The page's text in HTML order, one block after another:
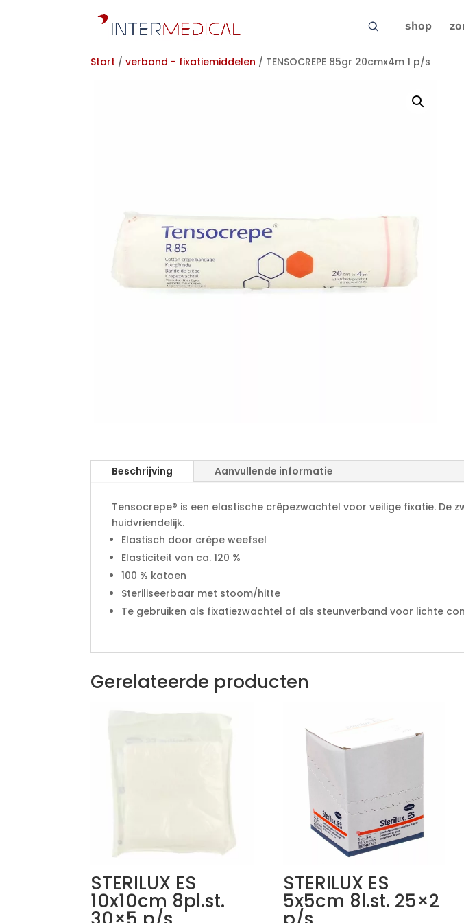
shop
Start / verband - fixatiemiddelen / TENSOCREPE 85gr 20cmx4m 1 p/s
Beschrijving Aanvullende informatie
Tensocrepe® is een elastische crêpezwachtel voor veilige fixatie.
huidvriendelijk.
Elastisch door crêpe weefsel
Elasticiteit van ca. 120 %
100 % katoen
Steriliseerbaar met stoom/hitte
Te gebruiken als fixatiezwachtel of als steunverband voor lichte
Gerelateerde producten
STERILUX ES
10x10cm 8pl.st.
STERILUX ES
5x5cm 8l.st. 25×2